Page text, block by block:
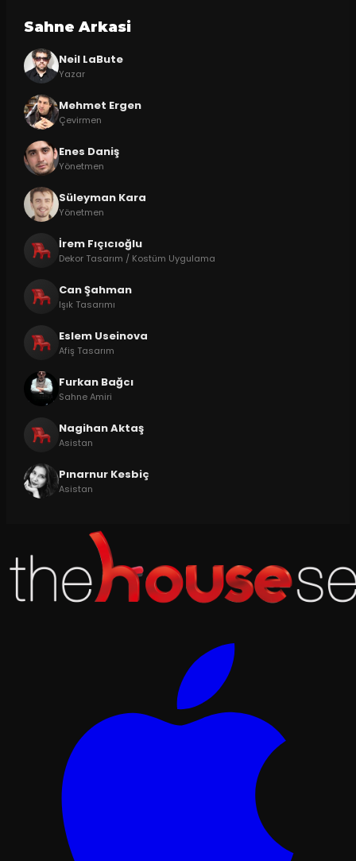
Sahne Arkasi
Neil LaBute
Yazar
Mehmet Ergen
Çevirmen
Enes Daniş
Yönetmen
Süleyman Kara
Yönetmen
İrem Fıçıcıoğlu
Dekor Tasarım / Kostüm Uygulama
Can Şahman
Işık Tasarımı
Eslem Useinova
Afiş Tasarım
Furkan Bağcı
Sahne Amiri
Nagihan Aktaş
Asistan
Pınarnur Kesbiç
Asistan